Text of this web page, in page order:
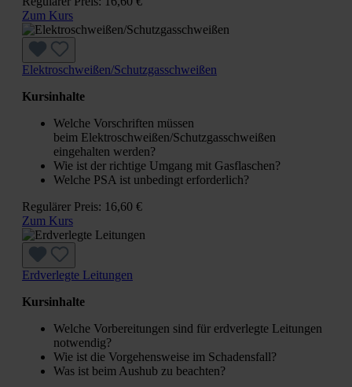
Zum Kurs
Elektroschweißen/Schutzgasschweißen
Kursinhalte
Welche Vorschriften müssen
beim Elektroschweißen/Schutzgasschweißen
eingehalten werden?
Wie ist der richtige Umgang mit Gasflaschen?
Welche PSA ist unbedingt erforderlich?
Regulärer Preis: 16,60 €
Zum Kurs
Erdverlegte Leitungen
Kursinhalte
Welche Vorbereitungen sind für erdverlegte Leitungen
notwendig?
Wie ist die Vorgehensweise im Schadensfall?
Was ist beim Aushub zu beachten?